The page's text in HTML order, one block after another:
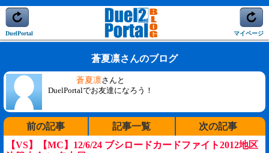
DuelPortal マイページ
蒼夏凛さんのブログ
蒼夏凛さんと
DuelPortalでお友達になろう！
前の記事 記事一覧
次の記事
【VS】【MC】12/6/24 ブシロードカードファイト2012地区